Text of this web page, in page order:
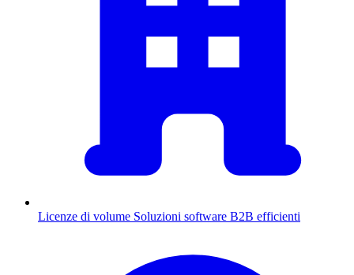
Licenze di volume Soluzioni software B2B efficienti